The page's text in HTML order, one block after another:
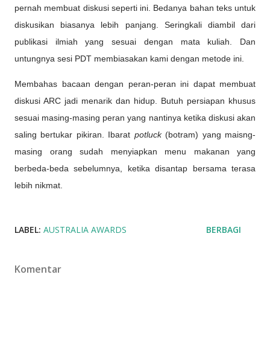
pernah membuat diskusi seperti ini. Bedanya bahan teks untuk
diskusikan biasanya lebih panjang. Seringkali diambil dari
publikasi ilmiah yang sesuai dengan mata kuliah. Dan
untungnya sesi PDT membiasakan kami dengan metode ini.
Membahas bacaan dengan peran-peran ini dapat membuat
diskusi ARC jadi menarik dan hidup. Butuh persiapan khusus
sesuai masing-masing peran yang nantinya ketika diskusi akan
saling bertukar pikiran. Ibarat potluck (botram) yang maisng-
masing orang sudah menyiapkan menu makanan yang
berbeda-beda sebelumnya, ketika disantap bersama terasa
lebih nikmat.
LABEL: AUSTRALIA AWARDS BERBAGI
Komentar